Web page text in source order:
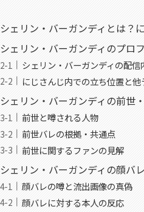
シェリン・バーガンディとは？
シェリン・バーガンディのプロ
シェリン・バーガンディの配信
にじさんじ内での立ち位置と
シェリン・バーガンディの前世
前世と噂される人物
前世バレの根拠・共通点
前世に関するファンの見解
シェリン・バーガンディの顔バ
顔バレの噂と流出画像の真偽
顔バレに対する本人の反応